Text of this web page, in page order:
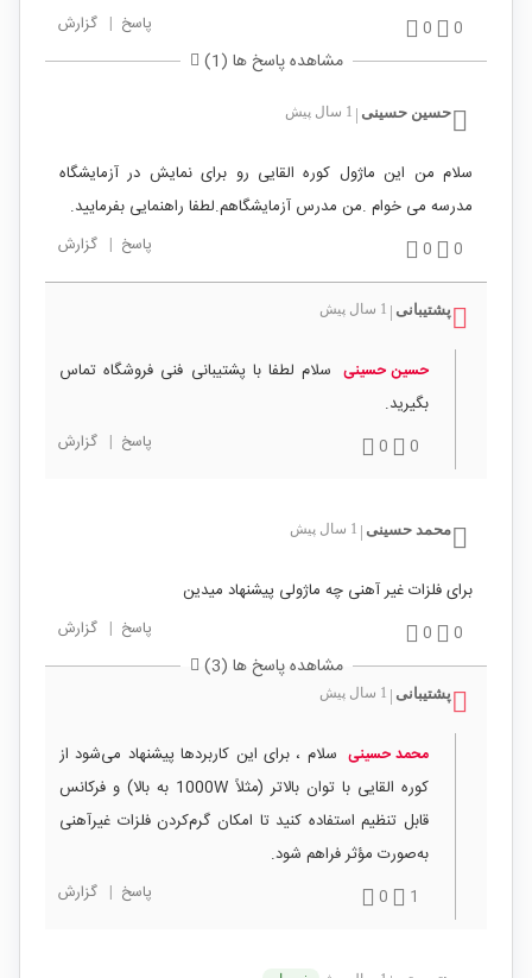
0
0 پاسخ | گزارش
مشاهده پاسخ ها (1)
حسین حسینی 1 سال پیش
سلام من این ماژول کوره القایی رو برای نمایش در آزمایشگاه
مدرسه می خوام .من مدرس آزمایشگاهم.لطفا راهنمایی بفرمایید.
0
0 پاسخ | گزارش
پشتیبانی 1 سال پیش
حسین حسینی سلام لطفا با پشتیبانی فنی فروشگاه تماس
بگیرید.
0
0 پاسخ | گزارش
محمد حسینی 1 سال پیش
برای فلزات غیر آهنی چه ماژولی پیشنهاد میدین
0
0 پاسخ | گزارش
مشاهده پاسخ ها (3)
پشتیبانی 1 سال پیش
محمد حسینی سلام ، برای این کاربردها پیشنهاد می‌شود از
کوره القایی با توان بالاتر (مثلاً 1000W به بالا) و فرکانس
قابل تنظیم استفاده کنید تا امکان گرم‌کردن فلزات غیرآهنی
به‌صورت مؤثر فراهم شود.
1
0 پاسخ | گزارش